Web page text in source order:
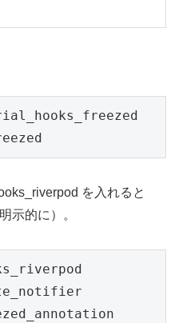
を入れると
示的に）。